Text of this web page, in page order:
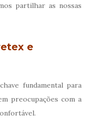
partilhar as nossas
e
fundamental para
preocupações com a